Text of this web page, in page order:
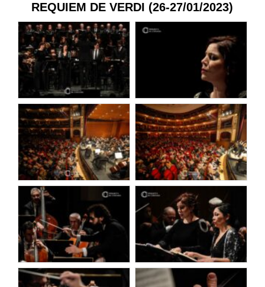
REQUIEM DE VERDI (26-27/01/2023)